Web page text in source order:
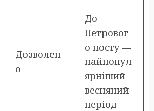
Дозволен
о
До
Петровог
о посту —
найпопул
ярніший
весняний
період